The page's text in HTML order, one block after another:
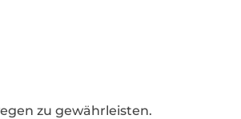
zu gewährleisten.